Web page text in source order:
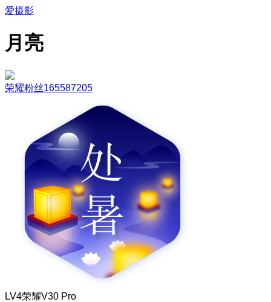
爱摄影
月亮
荣耀粉丝165587205
LV4荣耀V30 Pro